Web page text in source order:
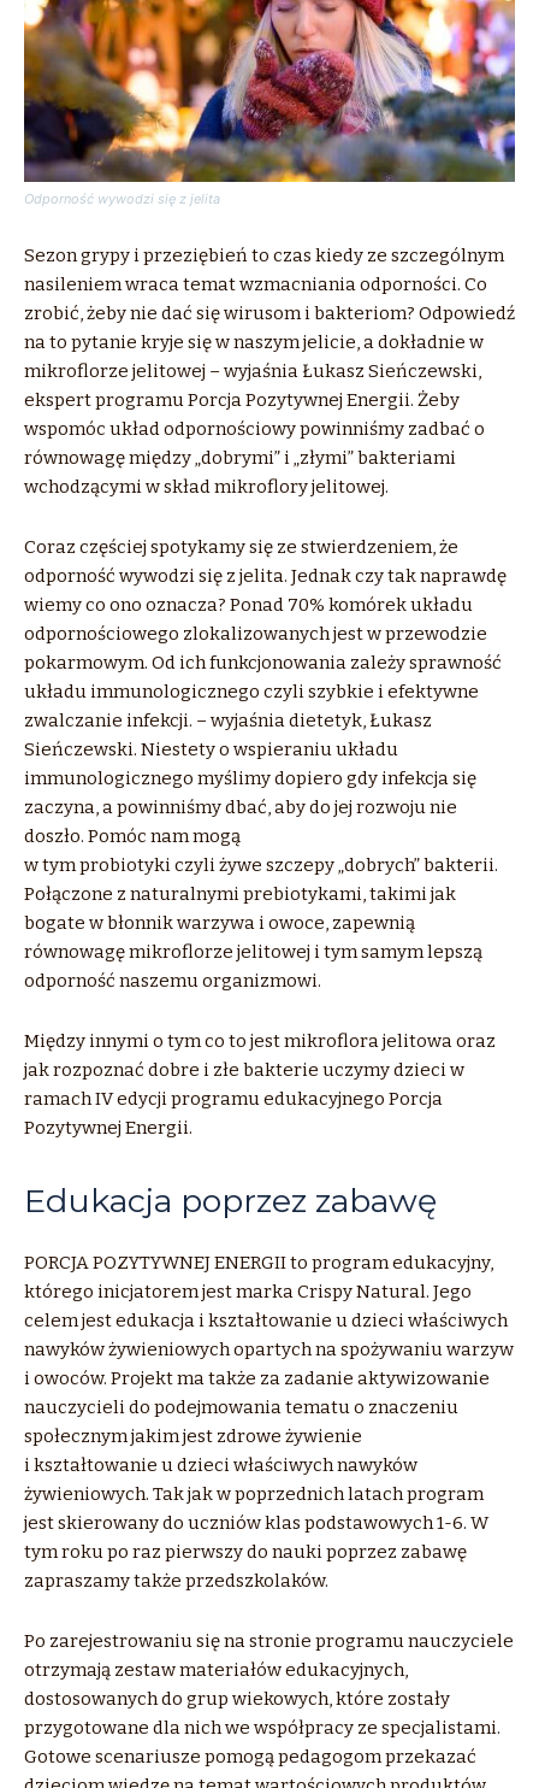
Odporność wywodzi się z jelita
Sezon grypy i przeziębień to czas kiedy ze szczególnym
nasileniem wraca temat wzmacniania odporności. Co
zrobić, żeby nie dać się wirusom i bakteriom? Odpowiedź
na to pytanie kryje się w naszym jelicie, a dokładnie w
mikroflorze jelitowej – wyjaśnia Łukasz Sieńczewski,
ekspert programu Porcja Pozytywnej Energii. Żeby
wspomóc układ odpornościowy powinniśmy zadbać o
równowagę między „dobrymi” i „złymi” bakteriami
wchodzącymi w skład mikroflory jelitowej.
Coraz częściej spotykamy się ze stwierdzeniem, że
odporność wywodzi się z jelita. Jednak czy tak naprawdę
wiemy co ono oznacza? Ponad 70% komórek układu
odpornościowego zlokalizowanych jest w przewodzie
pokarmowym. Od ich funkcjonowania zależy sprawność
układu immunologicznego czyli szybkie i efektywne
zwalczanie infekcji. – wyjaśnia dietetyk, Łukasz
Sieńczewski. Niestety o wspieraniu układu
immunologicznego myślimy dopiero gdy infekcja się
zaczyna, a powinniśmy dbać, aby do jej rozwoju nie
doszło. Pomóc nam mogą
w tym probiotyki czyli żywe szczepy „dobrych” bakterii.
Połączone z naturalnymi prebiotykami, takimi jak
bogate w błonnik warzywa i owoce, zapewnią
równowagę mikroflorze jelitowej i tym samym lepszą
odporność naszemu organizmowi.
Między innymi o tym co to jest mikroflora jelitowa oraz
jak rozpoznać dobre i złe bakterie uczymy dzieci w
ramach IV edycji programu edukacyjnego Porcja
Pozytywnej Energii.
Edukacja poprzez zabawę
PORCJA POZYTYWNEJ ENERGII to program edukacyjny,
którego inicjatorem jest marka Crispy Natural. Jego
celem jest edukacja i kształtowanie u dzieci właściwych
nawyków żywieniowych opartych na spożywaniu warzyw
i owoców. Projekt ma także za zadanie aktywizowanie
nauczycieli do podejmowania tematu o znaczeniu
społecznym jakim jest zdrowe żywienie
i kształtowanie u dzieci właściwych nawyków
żywieniowych. Tak jak w poprzednich latach program
jest skierowany do uczniów klas podstawowych 1-6. W
tym roku po raz pierwszy do nauki poprzez zabawę
zapraszamy także przedszkolaków.
Po zarejestrowaniu się na stronie programu nauczyciele
otrzymają zestaw materiałów edukacyjnych,
dostosowanych do grup wiekowych, które zostały
przygotowane dla nich we współpracy ze specjalistami.
Gotowe scenariusze pomogą pedagogom przekazać